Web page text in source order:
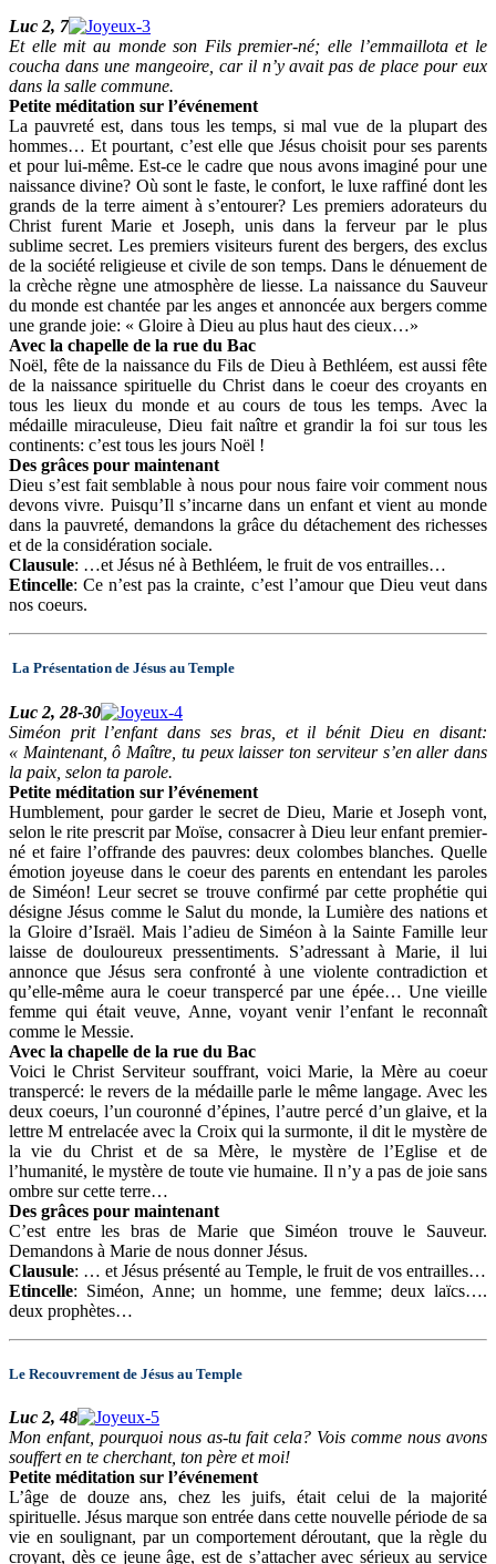
Luc 2, 7
Et elle mit au monde son Fils premier-né; elle l’emmaillota et le
coucha dans une mangeoire, car il n’y avait pas de place pour eux
dans la salle commune.
Petite méditation sur l’événement
La pauvreté est, dans tous les temps, si mal vue de la plupart des
hommes… Et pourtant, c’est elle que Jésus choisit pour ses parents
et pour lui-même. Est-ce le cadre que nous avons imaginé pour une
naissance divine? Où sont le faste, le confort, le luxe raffiné dont les
grands de la terre aiment à s’entourer? Les premiers adorateurs du
Christ furent Marie et Joseph, unis dans la ferveur par le plus
sublime secret. Les premiers visiteurs furent des bergers, des exclus
de la société religieuse et civile de son temps. Dans le dénuement de
la crèche règne une atmosphère de liesse. La naissance du Sauveur
du monde est chantée par les anges et annoncée aux bergers comme
une grande joie: « Gloire à Dieu au plus haut des cieux…»
Avec la chapelle de la rue du Bac
Noël, fête de la naissance du Fils de Dieu à Bethléem, est aussi fête
de la naissance spirituelle du Christ dans le coeur des croyants en
tous les lieux du monde et au cours de tous les temps. Avec la
médaille miraculeuse, Dieu fait naître et grandir la foi sur tous les
continents: c’est tous les jours Noël !
Des grâces pour maintenant
Dieu s’est fait semblable à nous pour nous faire voir comment nous
devons vivre. Puisqu’Il s’incarne dans un enfant et vient au monde
dans la pauvreté, demandons la grâce du détachement des richesses
et de la considération sociale.
Clausule: …et Jésus né à Bethléem, le fruit de vos entrailles…
Etincelle: Ce n’est pas la crainte, c’est l’amour que Dieu veut dans
nos coeurs.
La Présentation de Jésus au Temple
Luc 2, 28-30
Siméon prit l’enfant dans ses bras, et il bénit Dieu en disant:
« Maintenant, ô Maître, tu peux laisser ton serviteur s’en aller dans
la paix, selon ta parole.
Petite méditation sur l’événement
Humblement, pour garder le secret de Dieu, Marie et Joseph vont,
selon le rite prescrit par Moïse, consacrer à Dieu leur enfant premier-
né et faire l’offrande des pauvres: deux colombes blanches. Quelle
émotion joyeuse dans le coeur des parents en entendant les paroles
de Siméon! Leur secret se trouve confirmé par cette prophétie qui
désigne Jésus comme le Salut du monde, la Lumière des nations et
la Gloire d’Israël. Mais l’adieu de Siméon à la Sainte Famille leur
laisse de douloureux pressentiments. S’adressant à Marie, il lui
annonce que Jésus sera confronté à une violente contradiction et
qu’elle-même aura le coeur transpercé par une épée… Une vieille
femme qui était veuve, Anne, voyant venir l’enfant le reconnaît
comme le Messie.
Avec la chapelle de la rue du Bac
Voici le Christ Serviteur souffrant, voici Marie, la Mère au coeur
transpercé: le revers de la médaille parle le même langage. Avec les
deux coeurs, l’un couronné d’épines, l’autre percé d’un glaive, et la
lettre M entrelacée avec la Croix qui la surmonte, il dit le mystère de
la vie du Christ et de sa Mère, le mystère de l’Eglise et de
l’humanité, le mystère de toute vie humaine. Il n’y a pas de joie sans
ombre sur cette terre…
Des grâces pour maintenant
C’est entre les bras de Marie que Siméon trouve le Sauveur.
Demandons à Marie de nous donner Jésus.
Clausule: … et Jésus présenté au Temple, le fruit de vos entrailles…
Etincelle: Siméon, Anne; un homme, une femme; deux laïcs….
deux prophètes…
Le Recouvrement de Jésus au Temple
Luc 2, 48
Mon enfant, pourquoi nous as-tu fait cela? Vois comme nous avons
souffert en te cherchant, ton père et moi!
Petite méditation sur l’événement
L’âge de douze ans, chez les juifs, était celui de la majorité
spirituelle. Jésus marque son entrée dans cette nouvelle période de sa
vie en soulignant, par un comportement déroutant, que la règle du
croyant, dès ce jeune âge, est de s’attacher avec sérieux au service